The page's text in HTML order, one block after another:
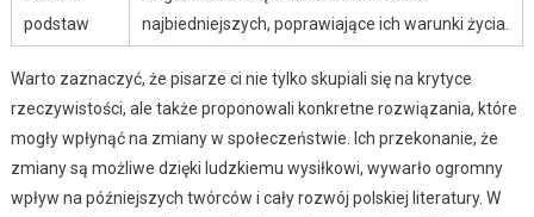
podstaw
najbiedniejszych, poprawiające ich warunki życia.
Warto zaznaczyć, że pisarze ci nie tylko skupiali się na krytyce
rzeczywistości, ale także proponowali konkretne rozwiązania, które
mogły wpłynąć na zmiany w społeczeństwie. Ich przekonanie, że
zmiany są możliwe dzięki ludzkiemu wysiłkowi, wywarło ogromny
wpływ na późniejszych twórców i cały rozwój polskiej literatury. W